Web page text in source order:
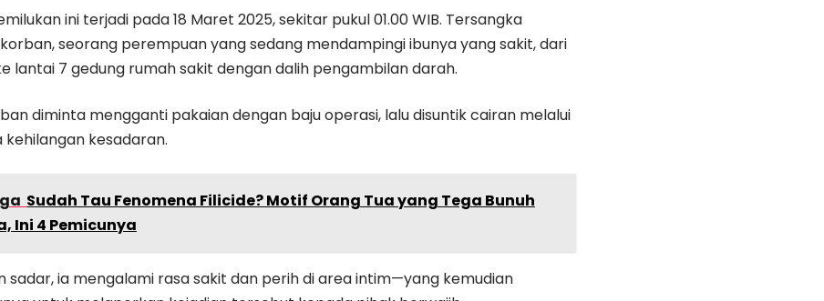
ini terjadi pada 18 Maret 2025, sekitar pukul 01.00 WIB. Tersangka
seorang perempuan yang sedang mendampingi ibunya yang sakit, dari
lantai 7 gedung rumah sakit dengan dalih pengambilan darah.
diminta mengganti pakaian dengan baju operasi, lalu disuntik cairan melalui
kehilangan kesadaran.
Sudah Tau Fenomena Filicide? Motif Orang Tua yang Tega Bunuh
Ini 4 Pemicunya
sadar, ia mengalami rasa sakit dan perih di area intim—yang kemudian